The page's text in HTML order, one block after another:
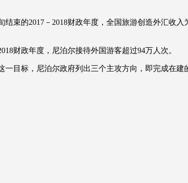
足 国际足球 网球 综合体育 亚冬会
足球道路
的2017－2018财政年度，全国旅游创造外汇收入
财政年度，尼泊尔接待外国游客超过94万人次。
标，尼泊尔政府列出三个主攻方向，即完成在建